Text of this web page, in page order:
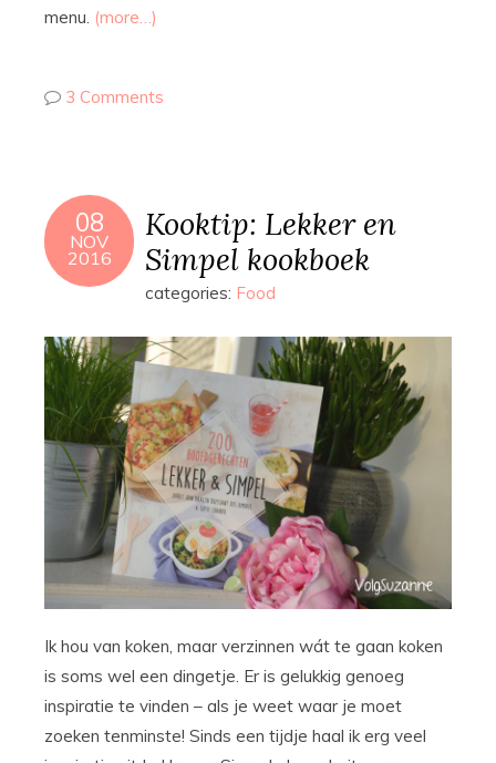
menu. (more…)
3 Comments
08
NOV
2016
Kooktip: Lekker en
Simpel kookboek
categories: Food
Ik hou van koken, maar verzinnen wát te gaan koken
is soms wel een dingetje. Er is gelukkig genoeg
inspiratie te vinden – als je weet waar je moet
zoeken tenminste! Sinds een tijdje haal ik erg veel